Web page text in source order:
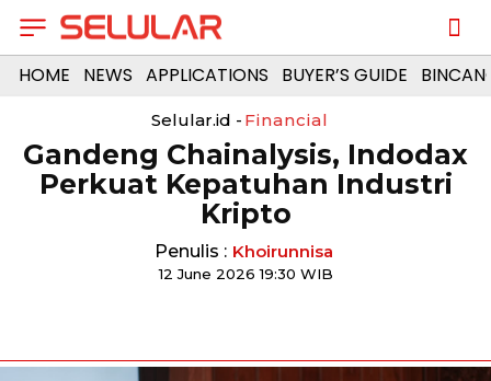
HOME NEWS APPLICATIONS BUYER’S GUIDE
Selular.id - Financial
Gandeng Chainalysis, Indodax
Perkuat Kepatuhan Industri
Kripto
Penulis : Khoirunnisa
12 June 2026 19:30 WIB